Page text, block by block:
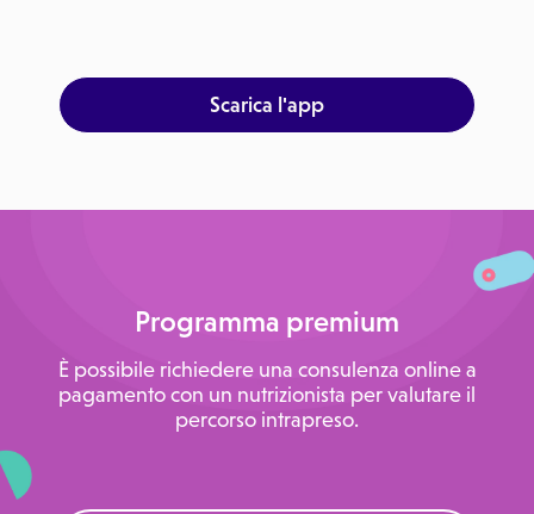
Scarica l'app
Programma premium
È possibile richiedere una consulenza online a
pagamento con un nutrizionista per valutare il
percorso intrapreso.